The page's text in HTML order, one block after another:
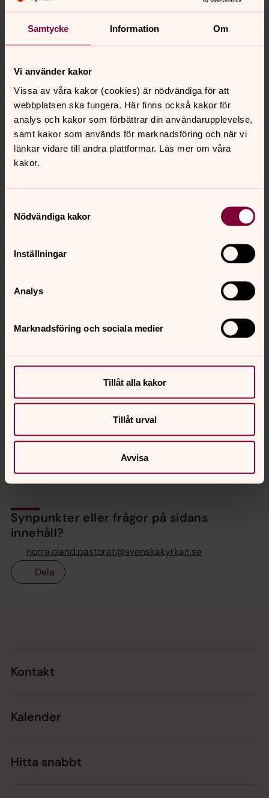
Samtycke Information Om
Vi använder kakor
Vissa av våra kakor (cookies) är nödvändiga för att
webbplatsen ska fungera. Här finns också kakor för
analys och kakor som förbättrar din användarupplevelse,
samt kakor som används för marknadsföring och när vi
länkar vidare till andra plattformar. Läs mer om våra
kakor.
Nödvändiga kakor
Inställningar
Analys
Marknadsföring och sociala medier
Tillåt alla kakor
Tillåt urval
Avvisa
42x32 cm. Målad och skänkt av Solveig Fosseus.
Kaffeservering och försäljning
Köp hembakta bullar, lokalt producerat hantverk och
fasteaktion ”Under samma himmel”. Vecka 11-12 är en del
Synpunkter eller frågor på sidans
innehåll?
norra.oland.pastorat@svenskakyrkan.se
Dela
Kontakt
Kalender
Hitta snabbt